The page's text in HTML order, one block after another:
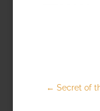
← Secret of